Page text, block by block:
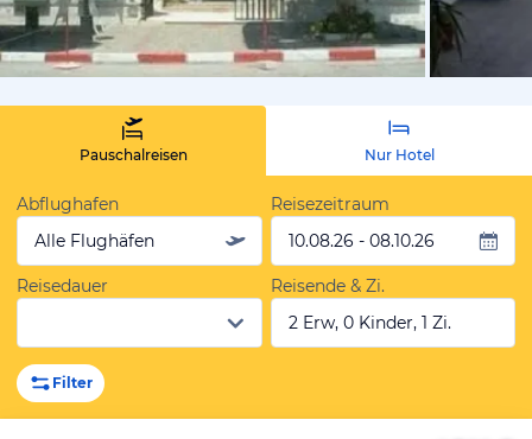
von
Pauschalreisen Nur Hotel
Abflughafen
Alle Flughäfen
Reisezeitraum
10.08.26 - 08.10.26
Reisedauer
Reisende & Zi.
2 Erw, 0 Kinder, 1 Zi.
Filter